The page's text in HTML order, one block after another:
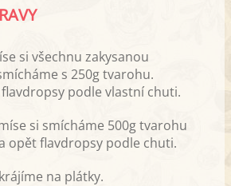
si všechnu zakysanou
s 250g tvarohu.
podle vlastní chuti.
si smícháme 500g tvarohu
opět flavdropsy podle chuti.
na plátky.